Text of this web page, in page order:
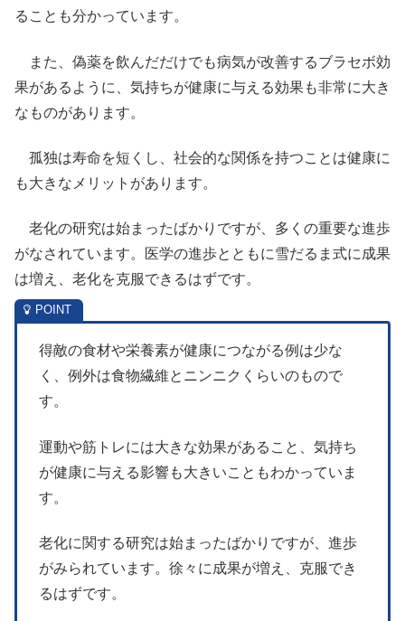
ることも分かっています。
また、偽薬を飲んだだけでも病気が改善するブラセボ効
果があるように、気持ちが健康に与える効果も非常に大き
なものがあります。
孤独は寿命を短くし、社会的な関係を持つことは健康に
も大きなメリットがあります。
老化の研究は始まったばかりですが、多くの重要な進歩
がなされています。医学の進歩とともに雪だるま式に成果
は増え、老化を克服できるはずです。
得敵の食材や栄養素が健康につながる例は少な
く、例外は食物繊維とニンニクくらいのもので
す。
運動や筋トレには大きな効果があること、気持ち
が健康に与える影響も大きいこともわかっていま
す。
老化に関する研究は始まったばかりですが、進歩
がみられています。徐々に成果が増え、克服でき
るはずです。